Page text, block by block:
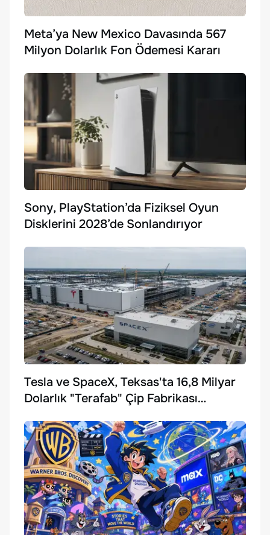
Meta’ya New Mexico Davasında 567
Milyon Dolarlık Fon Ödemesi Kararı
Sony, PlayStation’da Fiziksel Oyun
Disklerini 2028’de Sonlandırıyor
Tesla ve SpaceX, Teksas'ta 16,8 Milyar
Dolarlık "Terafab" Çip Fabrikası